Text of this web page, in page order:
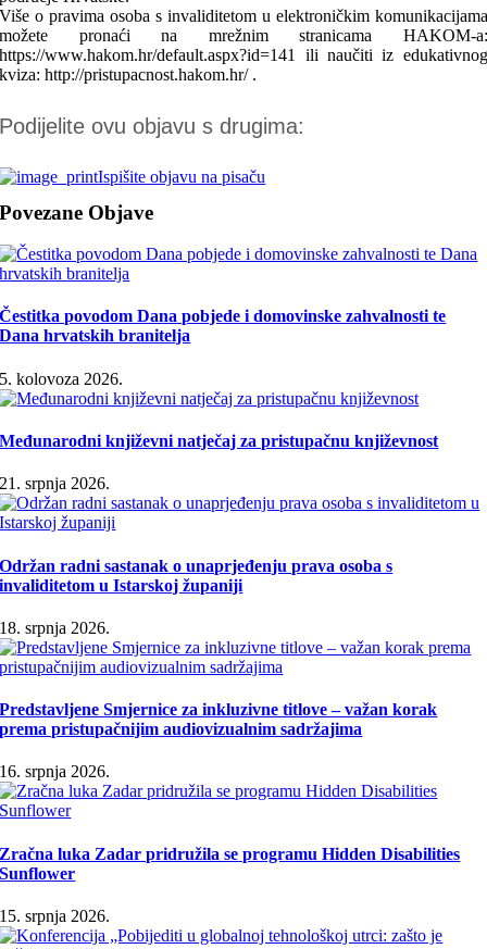
Više o pravima osoba s invaliditetom u elektroničkim komunikacijama
možete pronaći na mrežnim stranicama HAKOM-a:
https://www.hakom.hr/default.aspx?id=141 ili naučiti iz edukativnog
kviza: http://pristupacnost.hakom.hr/ .
Podijelite ovu objavu s drugima:
Ispišite objavu na pisaču
Povezane Objave
Čestitka povodom Dana pobjede i domovinske zahvalnosti te
Dana hrvatskih branitelja
5. kolovoza 2026.
Međunarodni književni natječaj za pristupačnu književnost
21. srpnja 2026.
Održan radni sastanak o unaprjeđenju prava osoba s
invaliditetom u Istarskoj županiji
18. srpnja 2026.
Predstavljene Smjernice za inkluzivne titlove – važan korak
prema pristupačnijim audiovizualnim sadržajima
16. srpnja 2026.
Zračna luka Zadar pridružila se programu Hidden Disabilities
Sunflower
15. srpnja 2026.